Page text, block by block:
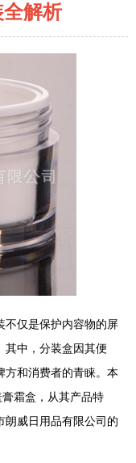
解析
不仅是保护内容物的屏
其中，分装盒因其便
方和消费者的青睐。本
霜盒，从其产品特
朗威日用品有限公司的